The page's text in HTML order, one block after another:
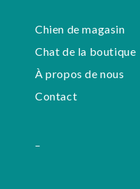
Chien de magasin
Chat de la boutique
À propos de nous
Contact
-